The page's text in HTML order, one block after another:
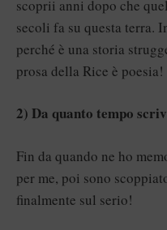
scoprii anni dopo che
secoli fa su questa terra.
perché è una storia
prosa della Rice è poesia!
2) Da quanto tempo
Fin da quando ne ho
per me, poi sono
finalmente sul serio!